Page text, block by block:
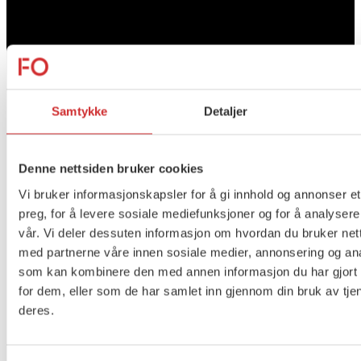
Samtykke Detaljer
Denne nettsiden bruker cookies
Vi bruker informasjonskapsler for å gi innhold og annonser
preg, for å levere sosiale mediefunksjoner og for å
vår. Vi deler dessuten informasjon om hvordan du bruker
med partnerne våre innen sosiale medier, annonsering og
som kan kombinere den med annen informasjon du har gjort
for dem, eller som de har samlet inn gjennom din bruk av
deres.
Vi lever i en skjebnetid. Etter flere år
med pandemi, krig og økte priser
holder dyrtiden på å bite seg fast.